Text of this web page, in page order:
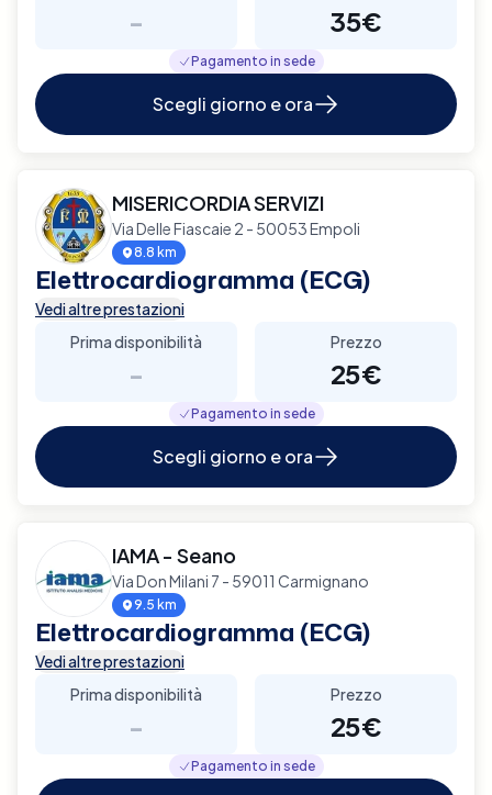
- 35€
Pagamento in sede
Scegli giorno e ora
MISERICORDIA SERVIZI
Via Delle Fiascaie 2 - 50053 Empoli
8.8 km
Elettrocardiogramma (ECG)
Vedi altre prestazioni
Prima disponibilità
-
Prezzo
25€
Pagamento in sede
Scegli giorno e ora
IAMA - Seano
Via Don Milani 7 - 59011 Carmignano
9.5 km
Elettrocardiogramma (ECG)
Vedi altre prestazioni
Prima disponibilità
-
Prezzo
25€
Pagamento in sede